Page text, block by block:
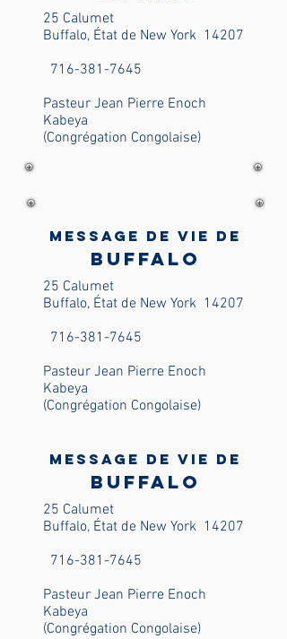
25 Calumet
Buffalo, État de New York 14207
716-381-7645
Pasteur Jean Pierre Enoch
Kabeya
(Congrégation Congolaise)
Message de vie de
Buffalo
25 Calumet
Buffalo, État de New York 14207
716-381-7645
Pasteur Jean Pierre Enoch
Kabeya
(Congrégation Congolaise)
Message de vie de
Buffalo
25 Calumet
Buffalo, État de New York 14207
716-381-7645
Pasteur Jean Pierre Enoch
Kabeya
(Congrégation Congolaise)